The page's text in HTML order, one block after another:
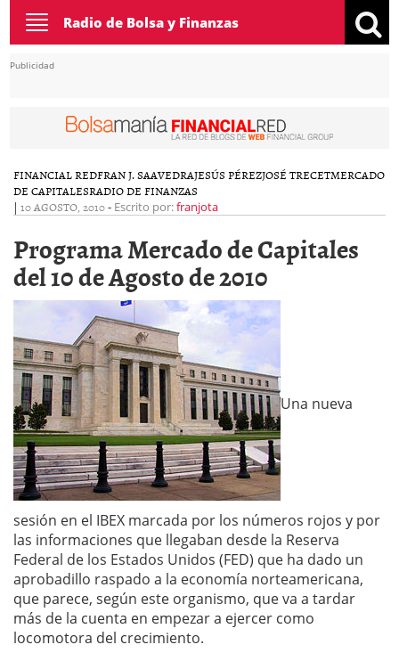
Toggle
navigation
Radio de Bolsa y Finanzas
Publicidad
FINANCIAL REDFRAN J. SAAVEDRAJESÚS PÉREZJOSÉ TRECETMERCADO
DE CAPITALESRADIO DE FINANZAS
| 10 AGOSTO, 2010- Escrito por:franjota
Programa Mercado de Capitales
del 10 de Agosto de 2010
Una nueva
sesión en el IBEX marcada por los números rojos y por
las informaciones que llegaban desde la Reserva
Federal de los Estados Unidos (FED) que ha dado un
aprobadillo raspado a la economía norteamericana,
que parece, según este organismo, que va a tardar
más de la cuenta en empezar a ejercer como
locomotora del crecimiento.